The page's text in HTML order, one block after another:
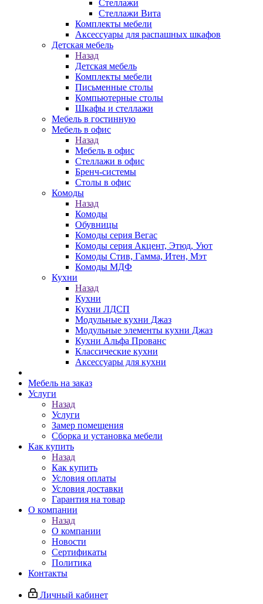
Стеллажи
Стеллажи Вита
Комплекты мебели
Аксессуары для распашных шкафов
Детская мебель
Назад
Детская мебель
Комплекты мебели
Письменные столы
Компьютерные столы
Шкафы и стеллажи
Мебель в гостинную
Мебель в офис
Назад
Мебель в офис
Стеллажи в офис
Бренч-системы
Столы в офис
Комоды
Назад
Комоды
Обувницы
Комоды серия Вегас
Комоды серия Акцент, Этюд, Уют
Комоды Стив, Гамма, Итен, Мэт
Комоды МДФ
Кухни
Назад
Кухни
Кухни ЛДСП
Модульные кухни Джаз
Модульные элементы кухни Джаз
Кухни Альфа Прованс
Классические кухни
Аксессуары для кухни
Мебель на заказ
Услуги
Назад
Услуги
Замер помещения
Сборка и установка мебели
Как купить
Назад
Как купить
Условия оплаты
Условия доставки
Гарантия на товар
О компании
Назад
О компании
Новости
Сертификаты
Политика
Контакты
Личный кабинет